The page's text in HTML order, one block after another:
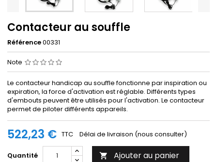
Contacteur au souffle
Référence00331
Note
Le contacteur handicap au souffle fonctionne par inspiration ou
expiration, la force d'activation est réglable. Différents types
d'embouts peuvent être utilisés pour l'activation. Le contacteur
permet de piloter différents appareils.
522,23 € TTC Délai de livraison (nous consulter)
Quantité  Ajouter au panier